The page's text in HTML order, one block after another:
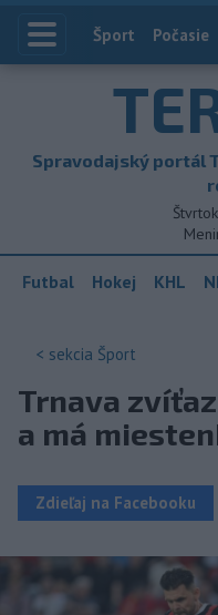
Index
Šport Počasie
Spravodajský portál
Štvrtok
Futbal Hokej KHL
< sekcia Šport
Trnava
a má
Zdieľaj na Facebooku